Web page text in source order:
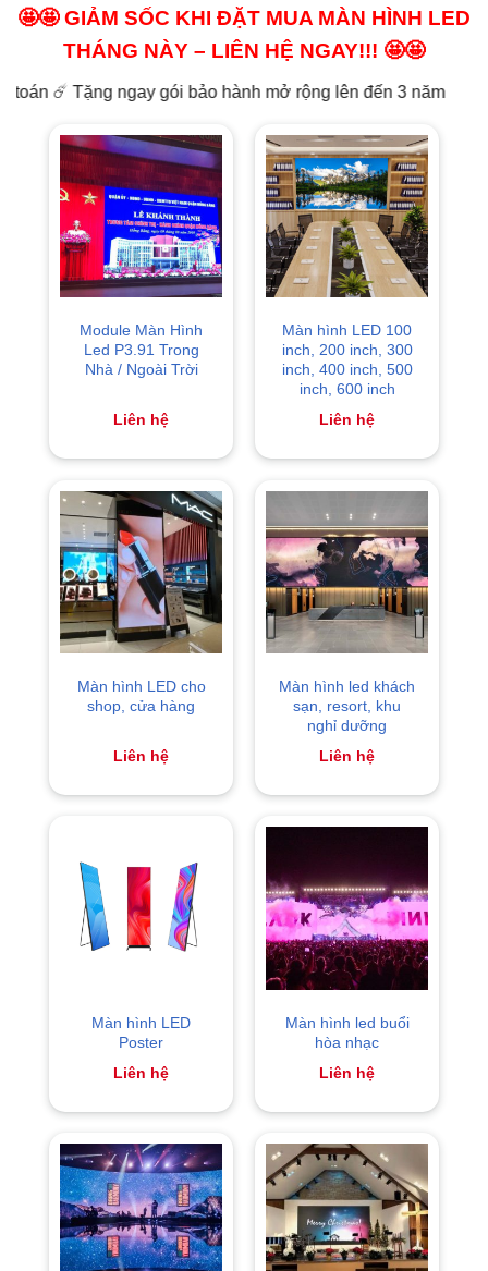
🤩🤩 GIẢM SỐC KHI ĐẶT MUA MÀN HÌNH LED
THÁNG NÀY – LIÊN HỆ NGAY!!! 🤩🤩
ngay gói bảo hành mở rộng lên đến 3 năm
Module Màn Hình
Led P3.91 Trong
Nhà / Ngoài Trời
Liên hệ
Màn hình LED 100
inch, 200 inch, 300
inch, 400 inch, 500
inch, 600 inch
Liên hệ
Màn hình LED cho
shop, cửa hàng
Liên hệ
Màn hình led khách
sạn, resort, khu
nghỉ dưỡng
Liên hệ
Màn hình LED
Poster
Liên hệ
Màn hình led buổi
hòa nhạc
Liên hệ